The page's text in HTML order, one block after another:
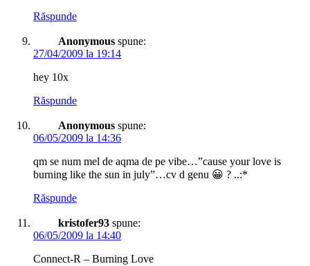
Răspunde
Anonymous spune:
27/04/2009 la 19:14
hey 10x
Răspunde
Anonymous spune:
06/05/2009 la 14:36
qm se num mel de aqma de pe vibe…”cause your love is
burning like the sun in july”…cv d genu 😀 ? ..:*
Răspunde
kristofer93 spune:
06/05/2009 la 14:40
Connect-R – Burning Love